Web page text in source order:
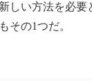
しい方法を必要
その1つだ。